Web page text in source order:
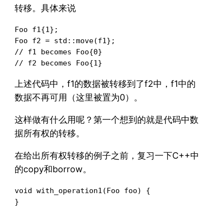
转移。具体来说
Foo f1{1};
Foo f2 = std::move(f1};
// f1 becomes Foo{0}
// f2 becomes Foo{1}
上述代码中，f1的数据被转移到了f2中，f1中的
数据不再可用（这里被置为0）。
这样做有什么用呢？第一个想到的就是代码中数
据所有权的转移。
在给出所有权转移的例子之前，复习一下C++中
的copy和borrow。
void with_operation1(Foo foo) {
}